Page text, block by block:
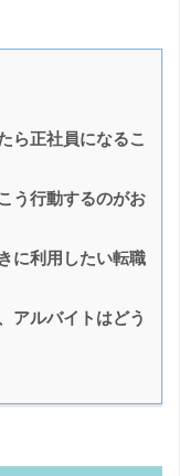
ら正社員になるこ
う行動するのがお
に利用したい転職
アルバイトはどう